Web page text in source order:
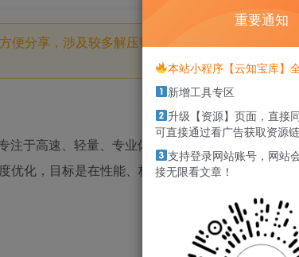
便分享，涉及较多解压密码，如果你下载的资源需
注于高速、轻量、专业体验的全新看图软件，由果
优化，目标是在性能、格式支持、易用性和纯净体
重要通知
本站小程序【云知宝库】
新增工具专区
升级【资源】页面，直接
可直接通过看广告获取资源
支持登录网站账号，网站
接无限看文章！